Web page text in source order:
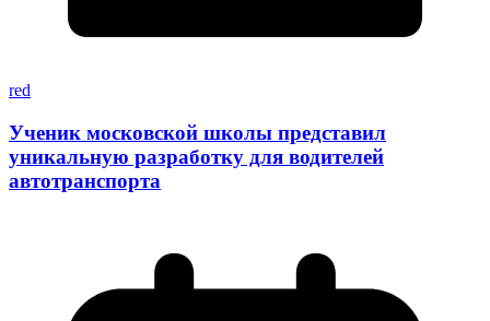
red
Ученик московской школы представил
уникальную разработку для водителей
автотранспорта